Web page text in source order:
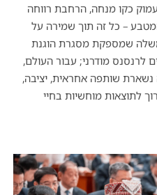
עמוק כקו מנחה, הרחבת רווחה
– כל זה תוך שמירה על
שמספקת מסגרת הוגנת
לרנסנס מודרני; עבור העולם,
נשארת שותפה אחראית, יציבה,
לתוצאות מוחשיות בחיי